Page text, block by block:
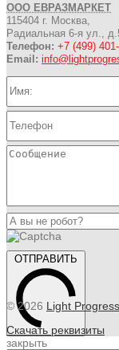
ООО ЕВРАЗМАРКЕТ
115404 г. Москва,
Радиальная 6-я ул.,
Телефон: +7 (499)
Email:
ОТПРАВИТЬ
© 2026 Light Progress
Скачать реквизиты
закрыть